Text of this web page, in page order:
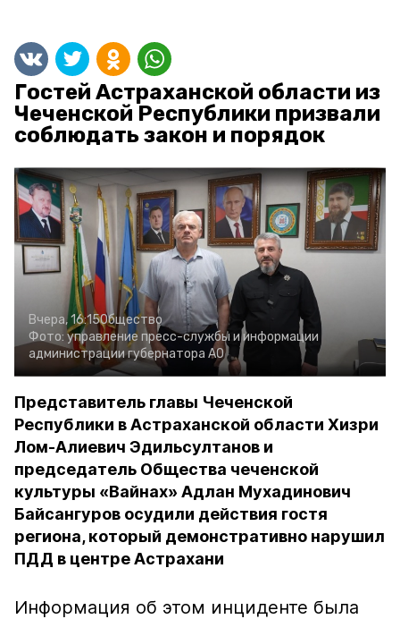
Гостей Астраханской области из
Чеченской Республики призвали
соблюдать закон и порядок
Вчера, 16:15Общество
Фото: управление пресс-службы и информации
администрации губернатора АО
Представитель главы Чеченской
Республики в Астраханской области Хизри
Лом-Алиевич Эдильсултанов и
председатель Общества чеченской
культуры «Вайнах» Адлан Мухадинович
Байсангуров осудили действия гостя
региона, который демонстративно нарушил
ПДД в центре Астрахани
Информация об этом инциденте была